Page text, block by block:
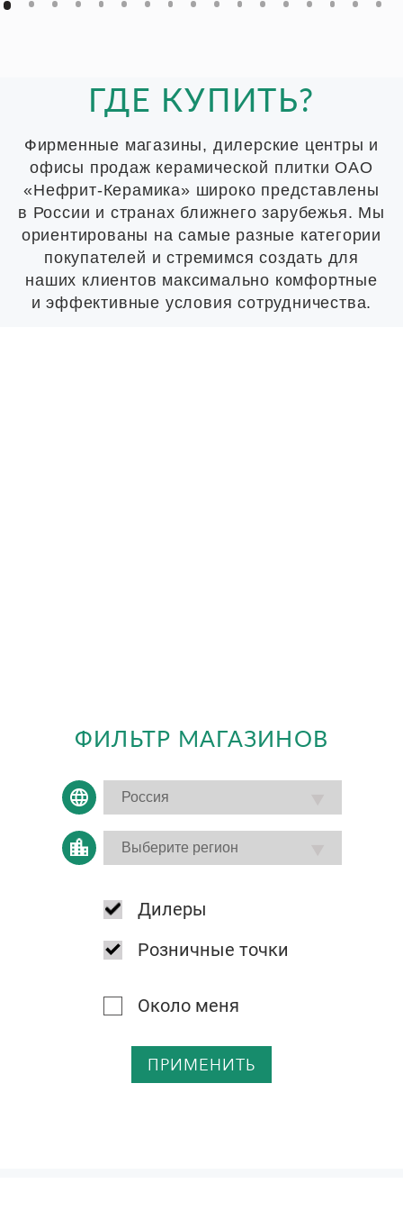
ГДЕ КУПИТЬ?
Фирменные магазины, дилерские центры и
офисы продаж керамической плитки ОАО
«Нефрит-Керамика» широко представлены
в России и странах ближнего зарубежья. Мы
ориентированы на самые разные категории
покупателей и стремимся создать для
наших клиентов максимально комфортные
и эффективные условия сотрудничества.
ФИЛЬТР МАГАЗИНОВ
Дилеры
Розничные точки
Около меня
ПРИМЕНИТЬ